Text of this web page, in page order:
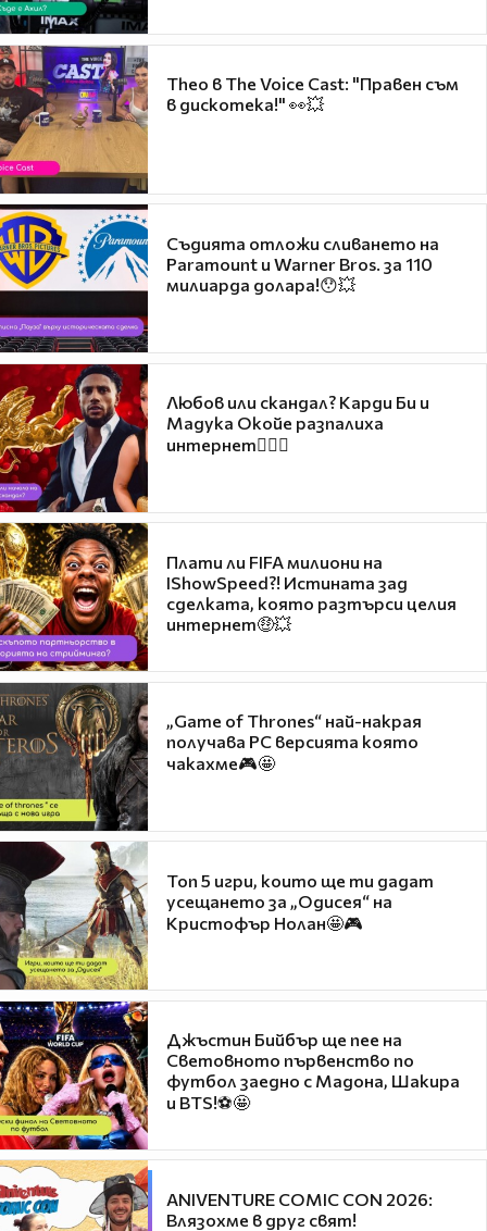
Theo в The Voice Cast: "Правен съм
в дискотека!" 👀💥
Съдията отложи сливането на
Paramount и Warner Bros. за 110
милиарда долара!😯💥
Любов или скандал? Карди Би и
Мадука Окойе разпалиха
интернет❤️‍🔥🔥
Плати ли FIFA милиони на
IShowSpeed?! Истината зад
сделката, която разтърси целия
интернет🤑💥
„Game of Thrones“ най-накрая
получава PC версията която
чакахме🎮🤩
Топ 5 игри, които ще ти дадат
усещането за „Одисея“ на
Кристофър Нолан🤩🎮
Джъстин Бийбър ще пее на
Световното първенство по
футбол заедно с Мадона, Шакира
и BTS!⚽🤩
ANIVENTURE COMIC CON 2026:
Влязохме в друг свят!